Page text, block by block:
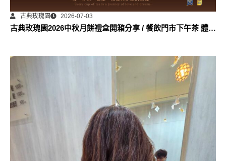
古典玫瑰園 2026-07-03
古典玫瑰園2026中秋月餅禮盒開箱分享 / 餐飲門市下午茶 體驗